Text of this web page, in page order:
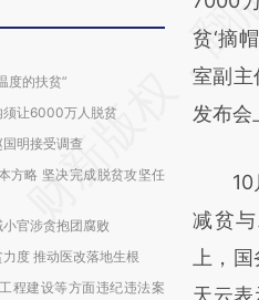
度的扶贫”
须让6000万人脱贫
明接受调查
方略 坚决完成脱贫攻坚任
官涉贪抱团腐败
度 推动医改落地生根
程建设等方面违纪违法案
成，可
新观点
贫‘摘
室副主
发布会
10月
减贫
上，
天云